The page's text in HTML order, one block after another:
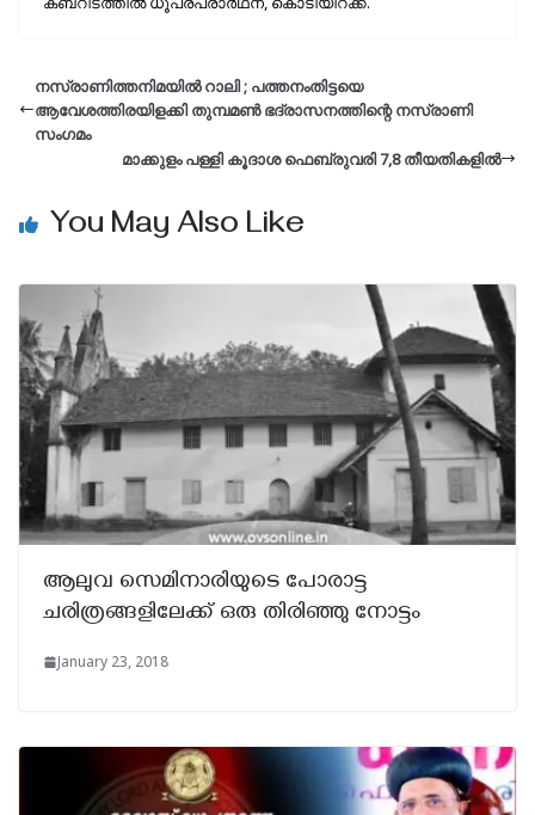
നസ്രാണിത്തനിമയിൽ റാലി ; പത്തനംതിട്ടയെ
ആവേശത്തിരയിളക്കി തുമ്പമൺ ഭദ്രാസനത്തിന്റെ നസ്രാണി
സംഗമം
മാക്കുളം പള്ളി കൂദാശ ഫെബ്രുവരി 7,8 തീയതികളിൽ
You May Also Like
ആലുവ സെമിനാരിയുടെ പോരാട്ട
ചരിത്രങ്ങളിലേക്ക് ഒരു തിരിഞ്ഞു നോട്ടം
January 23, 2018